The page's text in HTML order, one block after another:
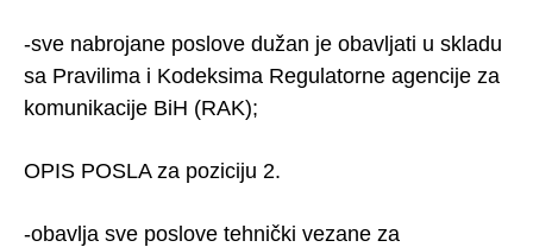
-sve nabrojane poslove dužan je obavljati u skladu
sa Pravilima i Kodeksima Regulatorne agencije za
komunikacije BiH (RAK);
OPIS POSLA za poziciju 2.
-obavlja sve poslove tehnički vezane za